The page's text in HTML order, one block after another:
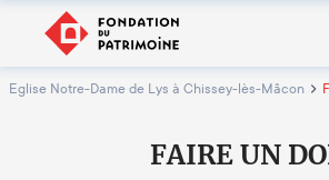
Eglise Notre-Dame de Lys à Chissey-lès-Mâcon
FAIRE UN